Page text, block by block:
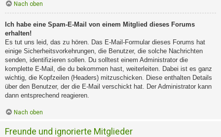
Nach oben
Ich habe eine Spam-E-Mail von einem Mitglied dieses Forums
erhalten!
Es tut uns leid, das zu hören. Das E-Mail-Formular dieses Forums hat
einige Sicherheitsvorkehrungen, die Benutzer, die solche Nachrichten
senden, identifizieren sollen. Du solltest einem Administrator die
komplette E-Mail, die du bekommen hast, weiterleiten. Dabei ist es ganz
wichtig, die Kopfzeilen (Headers) mitzuschicken. Diese enthalten Details
über den Benutzer, der die E-Mail verschickt hat. Der Administrator kann
dann entsprechend reagieren.
Nach oben
Freunde und ignorierte Mitglieder